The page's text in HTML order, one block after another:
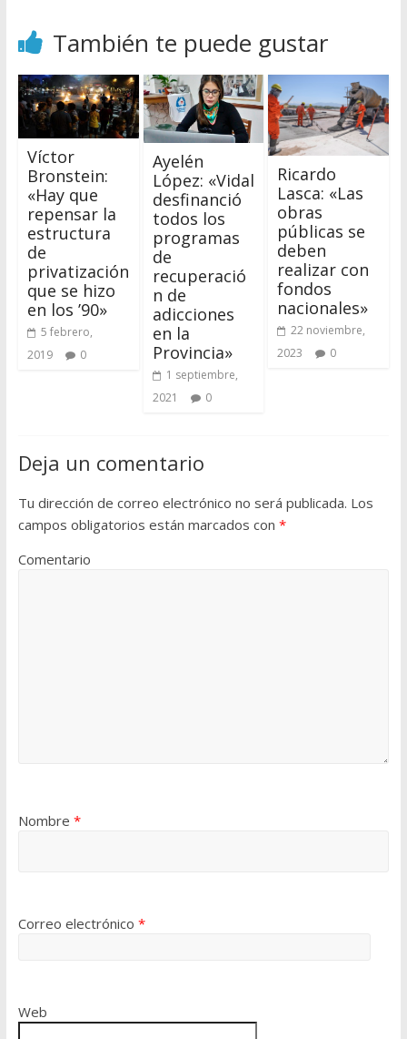
También te puede gustar
Víctor
Bronstein:
«Hay que
repensar la
estructura
de
privatización
que se hizo
en los ’90»
5 febrero,
2019
0
Ayelén
López: «Vidal
desfinanció
todos los
programas
de
recuperació
n de
adicciones
en la
Provincia»
1 septiembre,
2021
0
Ricardo
Lasca: «Las
obras
públicas se
deben
realizar con
fondos
nacionales»
22 noviembre,
2023
0
Deja un comentario
Tu dirección de correo electrónico no será publicada. Los
campos obligatorios están marcados con *
Comentario
Nombre *
Correo electrónico *
Web